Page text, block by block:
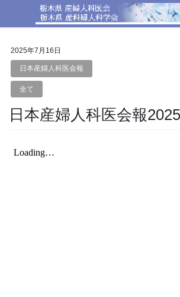
テ
ゲ
2025年7月16日
日本産婦人科医会報
全て
日本産婦人科医会報